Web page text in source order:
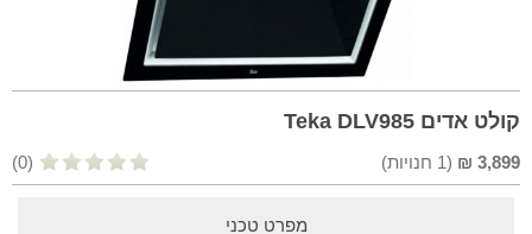
קולט אדים Teka DLV985
3,899
₪
(
1 חנויות) (0)
מפרט טכני